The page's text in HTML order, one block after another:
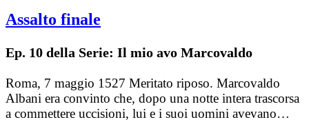
Assalto finale
Ep. 10 della Serie: Il mio avo Marcovaldo
Roma, 7 maggio 1527 Meritato riposo. Marcovaldo
Albani era convinto che, dopo una notte intera trascorsa
a commettere uccisioni, lui e i suoi uomini avevano…